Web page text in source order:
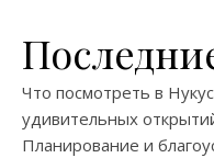
Что посмотреть в
удивительных
Планирование и